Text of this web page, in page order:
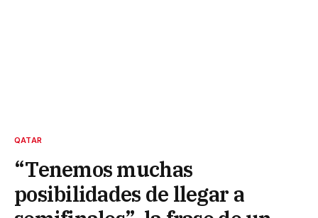
QATAR
“Tenemos muchas
posibilidades de llegar a